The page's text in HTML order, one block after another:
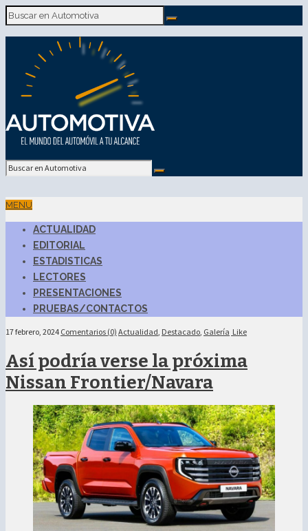
MENU
ACTUALIDAD
EDITORIAL
ESTADISTICAS
LECTORES
PRESENTACIONES
PRUEBAS/CONTACTOS
17 febrero, 2024 Comentarios (0) Actualidad, Destacado, Galería Like
Así podría verse la próxima
Nissan Frontier/Navara